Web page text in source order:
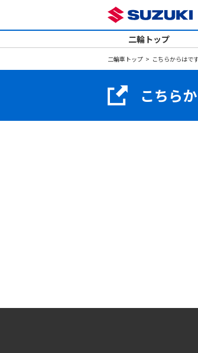
二輪トップ
二輪車トップ こちらからはです
こちら